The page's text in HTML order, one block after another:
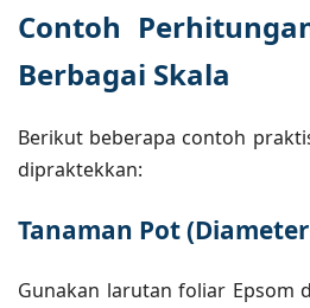
Contoh
Berbagai Skala
Berikut beberapa contoh
dipraktekkan:
Tanaman Pot
Gunakan larutan foliar Epsom